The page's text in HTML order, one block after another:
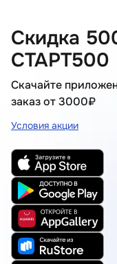
Скидка
СТАРТ500
Скачайте
заказ от 3000₽
Условия акции